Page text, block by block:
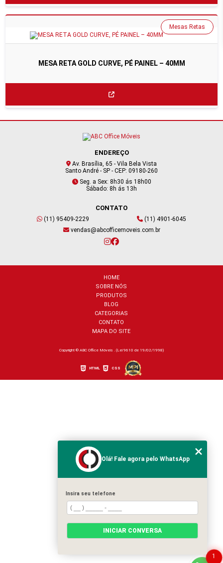
MESA RETA GOLD CURVE, PÉ PAINEL – 40MM
Mesas Retas
ENDEREÇO
Av. Brasília, 65 - Vila Bela Vista
Santo André - SP - CEP: 09180-260
Seg. a Sex: 8h30 ás 18h00
Sábado: 8h ás 13h
CONTATO
(11) 95409-2229
(11) 4901-6045
vendas@abcofficemoveis.com.br
HOME
SOBRE NÓS
PRODUTOS
BLOG
CATEGORIAS
CONTATO
MAPA DO SITE
Copyright © ABC Office Móveis . (Lei 9610 de 19/02/1998)
HTML CSS
1
Olá! Fale agora pelo WhatsApp
Insira seu telefone
INICIAR CONVERSA